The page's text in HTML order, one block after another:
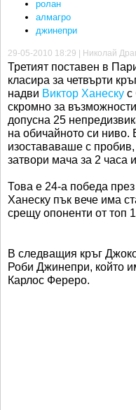
ролан
алмагро
джинепри
29-05-2010 18:29 | Николай
Третият поставен в
класира за четвърти
надви Виктор Ханеску с
скромно за
допусна 25
на обичайното си ниво.
изостававаше с
затвори мача за 2 часа
Това е 24-а победа
Ханеску пък вече има
срещу опоненти от топ
В следващия кръг
Роби Джинепри, който
Карлос Фереро.